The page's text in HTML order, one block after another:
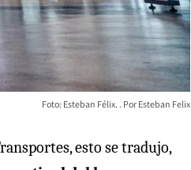
Foto: Esteban Félix. Esteban Felix
esto se tradujo,